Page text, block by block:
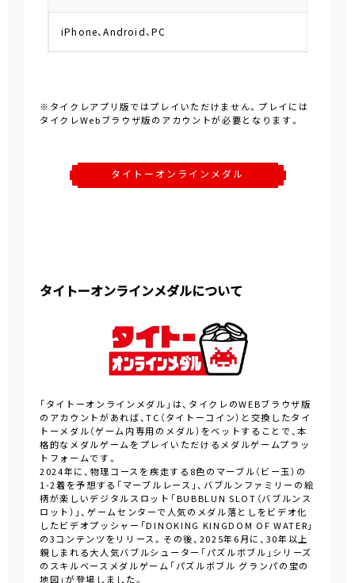
iPhone、Android、PC
※タイクレアプリ版ではプレイいただけません。プレイには
タイクレWebブラウザ版のアカウントが必要となります。
タイトーオンラインメダル
タイトーオンラインメダルについて
「タイトーオンラインメダル」は、タイクレのWEBブラウザ版
のアカウントがあれば、TC（タイトーコイン）と交換したタイ
トーメダル（ゲーム内専用のメダル）をベットすることで、本
格的なメダルゲームをプレイいただけるメダルゲームプラッ
トフォームです。
2024年に、物理コースを疾走する8色のマーブル（ビー玉）の
1-2着を予想する「マーブルレース」、バブルンファミリーの絵
柄が楽しいデジタルスロット「BUBBLUN SLOT（バブルンス
ロット）」、ゲームセンターで人気のメダル落としをビデオ化
したビデオプッシャー「DINOKING KINGDOM OF WATER」
の3コンテンツをリリース。その後、2025年6月に、30年以上
親しまれる大人気バブルシューター「パズルボブル」シリーズ
のスキルベースメダルゲーム「パズルボブル グランパの宝の
地図」が登場しました。